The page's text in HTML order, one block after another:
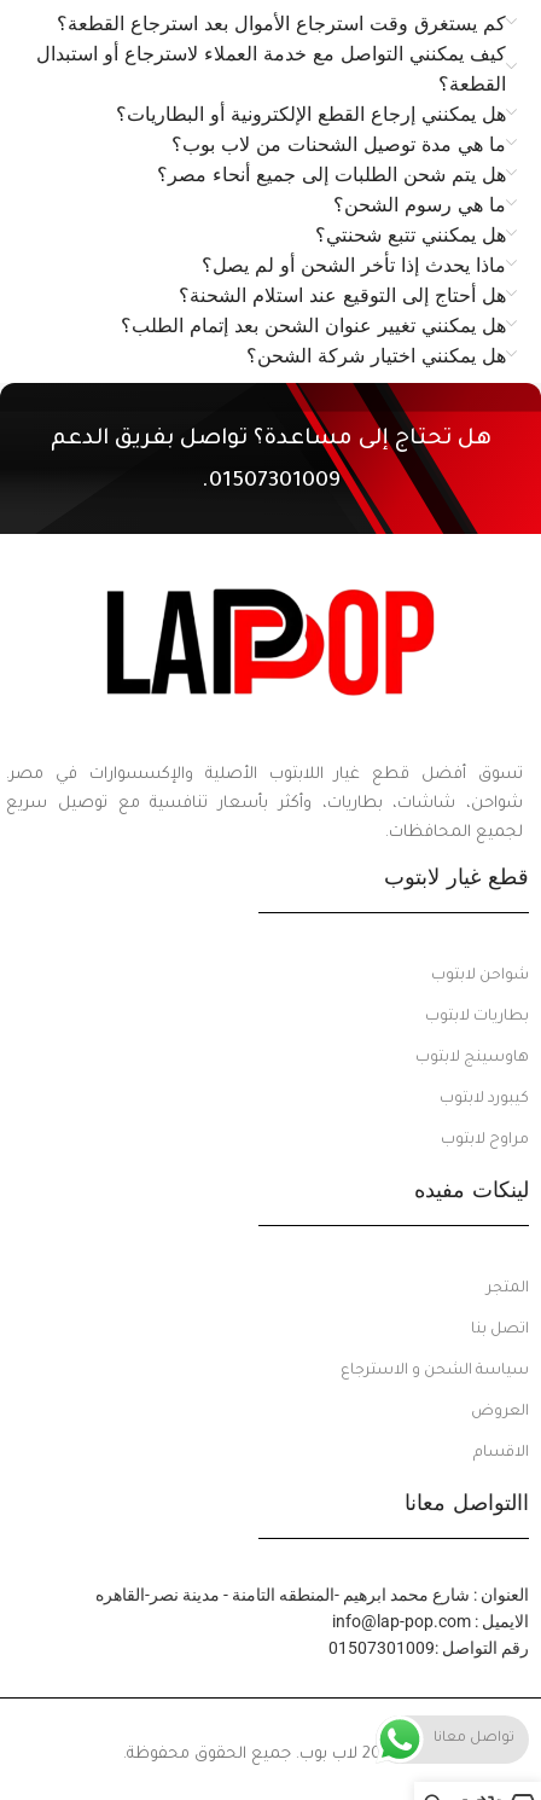
كم يستغرق وقت استرجاع الأموال بعد استرجاع القطعة؟
كيف يمكنني التواصل مع خدمة العملاء لاسترجاع أو استبدال
القطعة؟
هل يمكنني إرجاع القطع الإلكترونية أو البطاريات؟
ما هي مدة توصيل الشحنات من لاب بوب؟
هل يتم شحن الطلبات إلى جميع أنحاء مصر؟
ما هي رسوم الشحن؟
هل يمكنني تتبع شحنتي؟
ماذا يحدث إذا تأخر الشحن أو لم يصل؟
هل أحتاج إلى التوقيع عند استلام الشحنة؟
هل يمكنني تغيير عنوان الشحن بعد إتمام الطلب؟
هل يمكنني اختيار شركة الشحن؟
هل تحتاج إلى مساعدة؟ تواصل بفريق الدعم
01507301009.
تسوق أفضل قطع غيار اللابتوب الأصلية والإكسسوارات في مصر.
شواحن، شاشات، بطاريات، وأكثر بأسعار تنافسية مع توصيل سريع
لجميع المحافظات.
قطع غيار لابتوب
شواحن لابتوب
بطاريات لابتوب
هاوسينج لابتوب
كيبورد لابتوب
مراوح لابتوب
لينكات مفيده
المتجر
اتصل بنا
سياسة الشحن و الاسترجاع
العروض
الاقسام
االتواصل معانا
العنوان : شارع محمد ابرهيم -المنطقه التامنة - مدينة نصر-القاهره
الايميل : info@lap-pop.com
رقم التواصل :01507301009
© 2024 لاب بوب. جميع الحقوق محفوظة.
تواصل معانا